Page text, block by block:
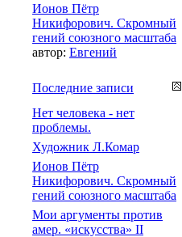
Ионов Пётр
Никифорович. Скромный
гений союзного масштаба
автор: Евгений
Последние записи
Нет человека - нет
проблемы.
Художник Л.Комар
Ионов Пётр
Никифорович. Скромный
гений союзного масштаба
Мои аргументы против
амер. «искусства» II